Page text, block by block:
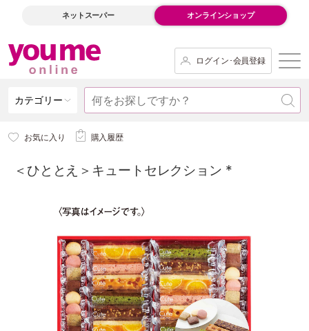
ネットスーパー オンラインショップ
ログイン･会員登録
カテゴリー
お気に入り 購入履歴
＜ひととえ＞キュートセレクション *